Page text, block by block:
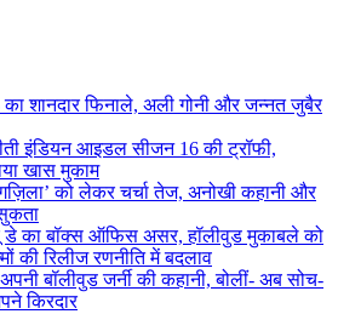
शानदार फिनाले, अली गोनी और जन्नत जुबैर
इंडियन आइडल सीजन 16 की ट्रॉफी,
खास मुकाम
को लेकर चर्चा तेज, अनोखी कहानी और
डे का बॉक्स ऑफिस असर, हॉलीवुड मुकाबले को
की रिलीज रणनीति में बदलाव
बॉलीवुड जर्नी की कहानी, बोलीं- अब सोच-
किरदार